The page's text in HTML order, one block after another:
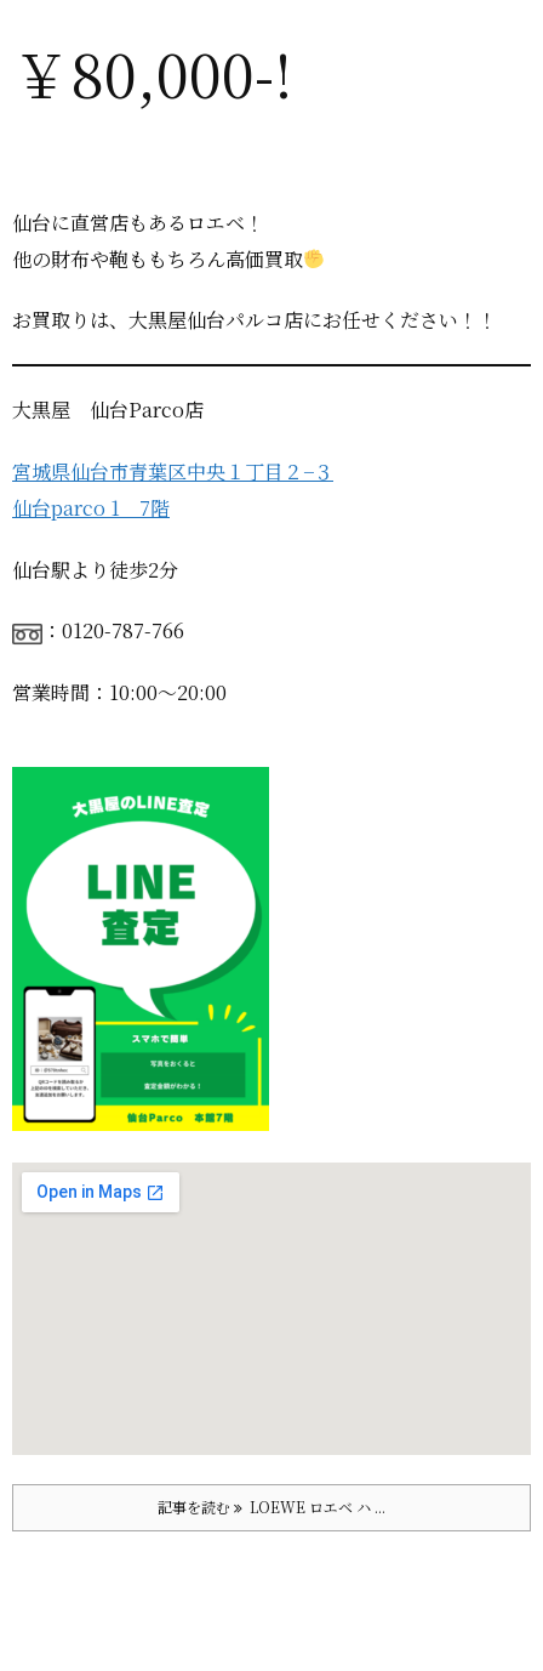
￥80,000-!
仙台に直営店もあるロエベ！
他の財布や鞄ももちろん高価買取
お買取りは、大黒屋仙台パルコ店にお任せください！！
大黒屋 仙台Parco店
宮城県仙台市青葉区中央１丁目２−３
仙台parco 1 7階
仙台駅より徒歩2分
：0120-787-766
営業時間：10:00〜20:00
記事を読む LOEWE ロエベ ハ ...